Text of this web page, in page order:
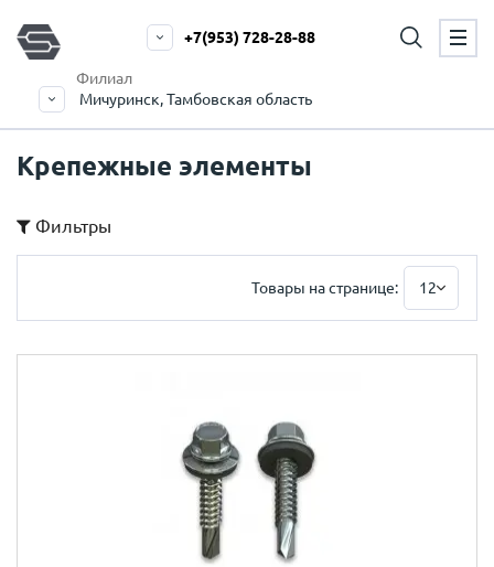
Филиал
Мичуринск, Тамбовская область
+7(953) 728-28-88
Крепежные элементы
Фильтры
Товары на странице: 12